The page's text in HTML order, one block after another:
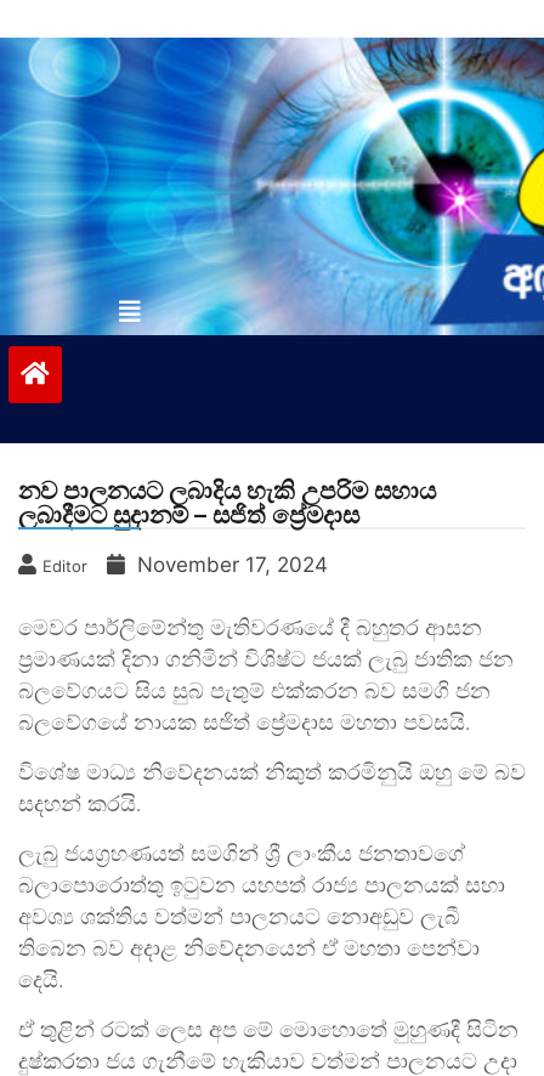
to
contentvinivida.lk
නව පාලනයට ලබාදිය හැකි උපරිම සහාය
ලබාදීමට සුදානම් – සජිත් ප්‍රේමදාස
Editor November 17, 2024
මෙවර පාර්ලිමේන්තු මැතිවරණයේ දී බහුතර ආසන
ප්‍රමාණයක් දිනා ගනිමින් විශිෂ්ට ජයක් ලැබු ජාතික ජන
බලවේගයට සිය සුබ පැතුම් එක්කරන බව සමගි ජන
බලවේගයේ නායක සජිත් ප්‍රේමදාස මහතා පවසයි.
විශේෂ මාධ්‍ය නිවේදනයක් නිකුත් කරමිනුයි ඔහු මේ බව
සදහන් කරයි.
ලැබු ජයග්‍රහණයත් සමගින් ශ්‍රී ලාංකීය ජනතාවගේ
බලාපොරොත්තු ඉටුවන යහපත් රාජ්‍ය පාලනයක් සහා
අවශ්‍ය ශක්තිය වත්මන් පාලනයට නොඅඩුව ලැබී
තිබෙන බව අදාළ නිවේදනයෙන් ඒ මහතා පෙන්වා
දෙයි.
ඒ තුළින් රටක් ලෙස අප මේ මොහොතේ මුහුණදී සිටින
දුෂ්කරතා ජය ගැනීමේ හැකියාව වත්මන් පාලනයට උදා